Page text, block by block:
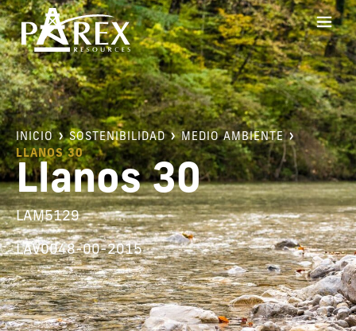
INICIO SOSTENIBILIDAD
MEDIO AMBIENTE
LLANOS 30
Llanos 30
LAM5129
LAV0048-00-2015